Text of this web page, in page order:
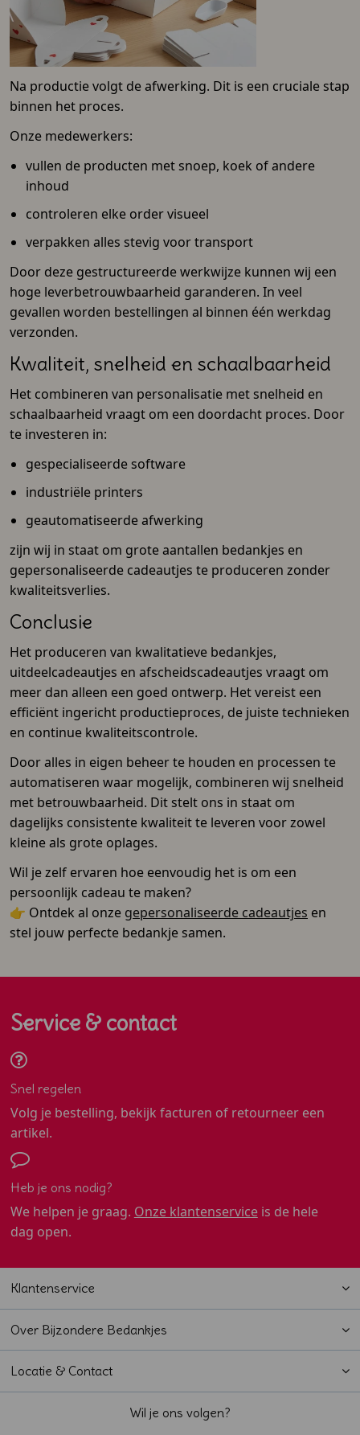
Na productie volgt de afwerking. Dit is een cruciale stap
binnen het proces.
Onze medewerkers:
vullen de producten met snoep, koek of andere
inhoud
controleren elke order visueel
verpakken alles stevig voor transport
Door deze gestructureerde werkwijze kunnen wij een
hoge leverbetrouwbaarheid garanderen. In veel
gevallen worden bestellingen al binnen één werkdag
verzonden.
Kwaliteit, snelheid en schaalbaarheid
Het combineren van personalisatie met snelheid en
schaalbaarheid vraagt om een doordacht proces. Door
te investeren in:
gespecialiseerde software
industriële printers
geautomatiseerde afwerking
zijn wij in staat om grote aantallen bedankjes en
gepersonaliseerde cadeautjes te produceren zonder
kwaliteitsverlies.
Conclusie
Het produceren van kwalitatieve bedankjes,
uitdeelcadeautjes en afscheidscadeautjes vraagt om
meer dan alleen een goed ontwerp. Het vereist een
efficiënt ingericht productieproces, de juiste technieken
en continue kwaliteitscontrole.
Door alles in eigen beheer te houden en processen te
automatiseren waar mogelijk, combineren wij snelheid
met betrouwbaarheid. Dit stelt ons in staat om
dagelijks consistente kwaliteit te leveren voor zowel
kleine als grote oplages.
Wil je zelf ervaren hoe eenvoudig het is om een
persoonlijk cadeau te maken?
👉 Ontdek al onze gepersonaliseerde cadeautjes en
stel jouw perfecte bedankje samen.
Service & contact
Snel regelen
Volg je bestelling, bekijk facturen of retourneer een
artikel.
Heb je ons nodig?
We helpen je graag. Onze klantenserviceis de hele
dag open.
Klantenservice
Over Bijzondere Bedankjes
Locatie & Contact
Wil je ons volgen?